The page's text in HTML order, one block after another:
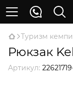
Туризм
Рюкзак
Артикул: